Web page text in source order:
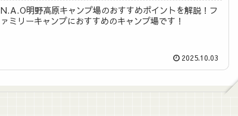
N.A.O明野高原キャンプ場のおすすめポイントを解説！フ
ァミリーキャンプにおすすめのキャンプ場です！
2025.10.03